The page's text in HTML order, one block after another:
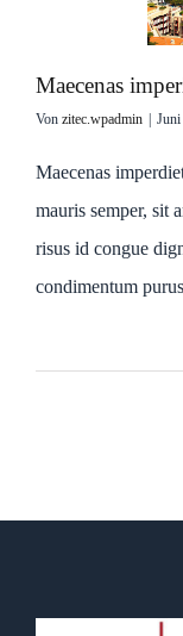
Maecenas
Von zitec.wpadmin |
Maecenas
mauris semper, sit
risus id congue
condimentum